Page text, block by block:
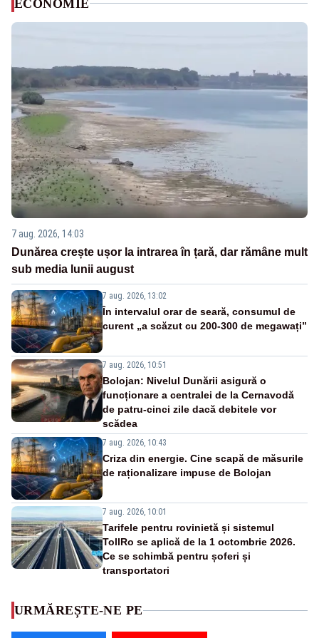
ECONOMIE
7 aug. 2026, 14:03
Dunărea crește ușor la intrarea în țară, dar rămâne mult
sub media lunii august
7 aug. 2026, 13:02
În intervalul orar de seară, consumul de
curent „a scăzut cu 200-300 de megawați”
7 aug. 2026, 10:51
Bolojan: Nivelul Dunării asigură o
funcționare a centralei de la Cernavodă
de patru-cinci zile dacă debitele vor
scădea
7 aug. 2026, 10:43
Criza din energie. Cine scapă de măsurile
de raționalizare impuse de Bolojan
7 aug. 2026, 10:01
Tarifele pentru rovinietă și sistemul
TollRo se aplică de la 1 octombrie 2026.
Ce se schimbă pentru șoferi și
transportatori
URMĂREȘTE-NE PE